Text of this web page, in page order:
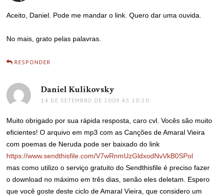
Aceito, Daniel. Pode me mandar o link. Quero dar uma ouvida.
No mais, grato pelas palavras.
RESPONDER
Daniel Kulikovsky
14 DE SETEMBRO DE 2009 ÀS 10:20
Muito obrigado por sua rápida resposta, caro cvl. Vocês são muito
eficientes! O arquivo em mp3 com as Canções de Amaral Vieira
com poemas de Neruda pode ser baixado do link
https://www.sendthisfile.com/V7wRnmUzGldxodNvVkB0SPol
mas como utilizo o serviço gratuito do Sendthisfile é preciso fazer
o download no máximo em três dias, senão eles deletam. Espero
que você goste deste ciclo de Amaral Vieira, que considero um